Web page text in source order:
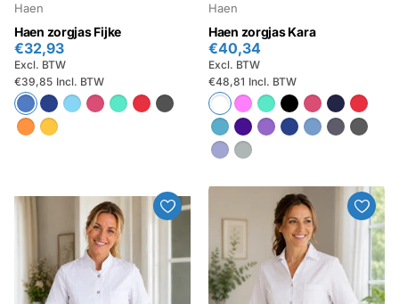
Haen
Haen zorgjas Fijke
€39,85 Incl. BTW
€32,93
Excl. BTW
Haen
Haen zorgjas Kara
€48,81 Incl. BTW
€40,34
Excl. BTW